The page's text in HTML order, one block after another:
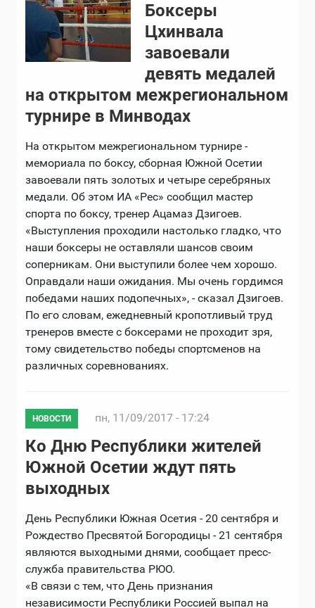
Боксеры
Цхинвала
завоевали
девять медалей
на открытом межрегиональном
турнире в Минводах
На открытом межрегиональном турнире -
мемориала по боксу, сборная Южной Осетии
завоевали пять золотых и четыре серебряных
медали. Об этом ИА «Рес» сообщил мастер
спорта по боксу, тренер Ацамаз Дзигоев.
«Выступления проходили настолько гладко, что
наши боксеры не оставляли шансов своим
соперникам. Они выступили более чем хорошо.
Оправдали наши ожидания. Мы очень гордимся
победами наших подопечных», - сказал Дзигоев.
По его словам, ежедневный кропотливый труд
тренеров вместе с боксерами не проходит зря,
тому свидетельство победы спортсменов на
различных соревнованиях.
НОВОСТИ пн, 11/09/2017 - 17:24
Ко Дню Республики жителей
Южной Осетии ждут пять
выходных
День Республики Южная Осетия - 20 сентября и
Рождество Пресвятой Богородицы - 21 сентября
являются выходными днями, сообщает пресс-
служба правительства РЮО.
«В связи с тем, что День признания
независимости Республики Россией выпал на